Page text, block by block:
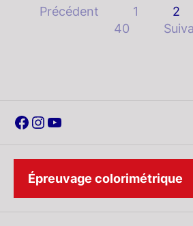
Pagination
Précédent 1 2
40
Facebook
Instagram
YouTube
Épreuvage colorimétrique